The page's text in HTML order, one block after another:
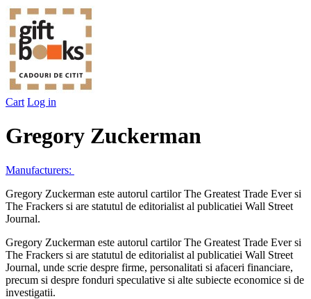
Cart Log in
Gregory Zuckerman
Manufacturers:
Gregory Zuckerman este autorul cartilor The Greatest Trade Ever si
The Frackers si are statutul de editorialist al publicatiei Wall Street
Journal.
Gregory Zuckerman este autorul cartilor The Greatest Trade Ever si
The Frackers si are statutul de editorialist al publicatiei Wall Street
Journal, unde scrie despre firme, personalitati si afaceri financiare,
precum si despre fonduri speculative si alte subiecte economice si de
investigatii.